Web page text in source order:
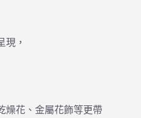
現，
燥花、金屬花飾等更帶